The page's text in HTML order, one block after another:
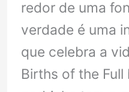
redor de uma
verdade é uma
que celebra a
Births of the Full